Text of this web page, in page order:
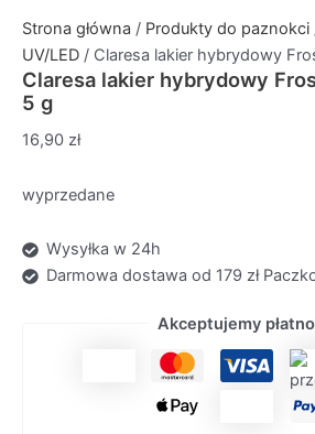
Strona główna / Produkty do paznokci
UV/LED / Claresa lakier hybrydowy
Claresa lakier hybrydowy
5 g
16,90 zł
wyprzedane
Wysyłka w 24h
Darmowa dostawa od 179 zł
Akceptujemy